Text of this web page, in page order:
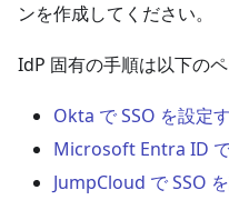
ンを作成してください。
IdP 固有の手順は以下の
Okta で SSO を設定
Microsoft Entra ID
JumpCloud で SSO